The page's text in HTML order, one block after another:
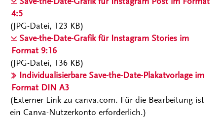
4:5
(JPG-Datei, 123 KB)
Save-the-Date-Grafik für Instagram Stories im
Format 9:16
(JPG-Datei, 136 KB)
Individualisierbare Save-the-Date-Plakatvorlage im
Format DIN A3
(Externer Link zu canva.com. Für die Bearbeitung ist
ein Canva-Nutzerkonto erforderlich.)